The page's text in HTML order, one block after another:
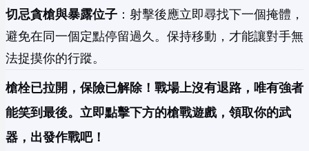
切忌貪槍與暴露位子 ：射擊後應立即尋找下一個掩體，
避免在同一個定點停留過久。保持移動，才能讓對手無
法捉摸你的行蹤。
槍栓已拉開，保險已解除！戰場上沒有退路，唯有強者
能笑到最後。立即點擊下方的槍戰遊戲，領取你的武
器，出發作戰吧！